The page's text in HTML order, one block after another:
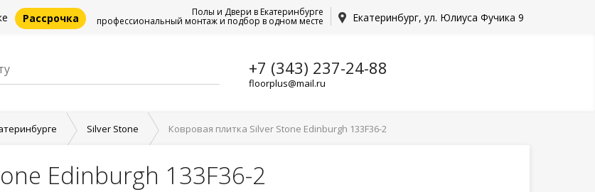
Рассрочка Екатеринбург, ул. Юлиуса Фучика 9
Полы и Двери в Екатеринбурге
профессиональный монтаж и подбор в одном месте
+7 (343) 237-24-88
floorplus@mail.ru
Silver Stone Ковровая плитка Silver Stone Edinburgh 133F36-2
Edinburgh 133F36-2